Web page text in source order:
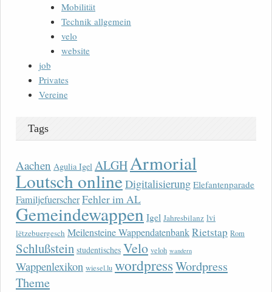
Mobilität
Technik allgemein
velo
website
job
Privates
Vereine
Tags
Aachen Agulia Igel ALGHArmorial
Loutsch onlineDigitalisierung Elefantenparade
FamiljefuerscherFehler im AL
Gemeindewappen Igel Jahresbilanz lvi
lëtzebuergesch Meilensteine WappendatenbankRietstap Rom
Schlußstein studentisches Velo veloh wandern
Wappenlexikon wiesel.lu wordpressWordpress
Theme